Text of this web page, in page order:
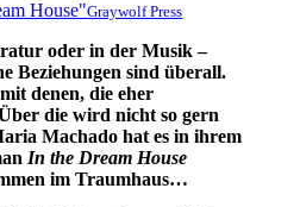
Graywolf Press
oder in der Musik –
Beziehungen sind überall.
denen, die eher
die wird nicht so gern
Machado hat es in ihrem
In the Dream House
im Traumhaus…